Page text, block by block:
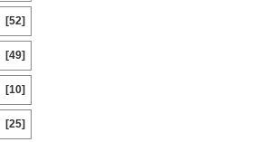
[52]
[49]
[10]
[25]